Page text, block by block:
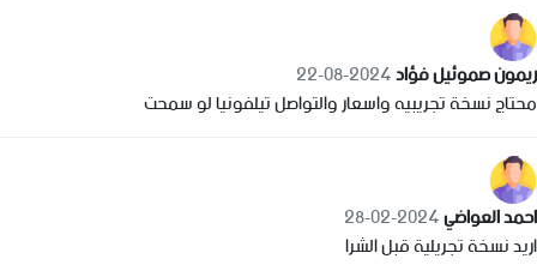
ريمون صموئيل فؤاد2024-08-22
محتاج نسخة تجريبيه واسعار والتواصل تيلفونيا لو سمحت
احمد العواضي2024-02-28
اريد نسخة تجريلية قبل الشرا